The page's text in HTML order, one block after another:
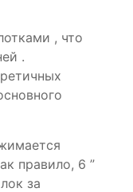
, что
.
правило, 6 ”
за